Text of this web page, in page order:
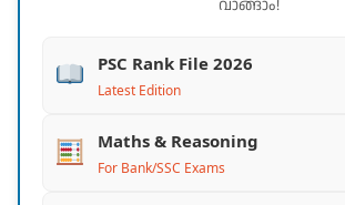
വാങ്ങാം!
PSC Rank File 2026
Latest Edition
Maths & Reasoning
For Bank/SSC Exams